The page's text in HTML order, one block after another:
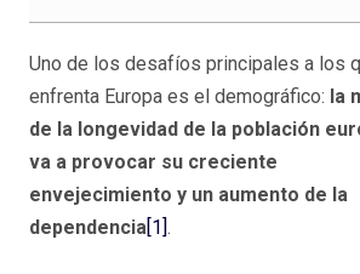
Uno de los desafíos principales a los
enfrenta Europa es el demográfico: la
de la longevidad de la población
va a provocar su creciente
envejecimiento y un aumento de la
dependencia[1].